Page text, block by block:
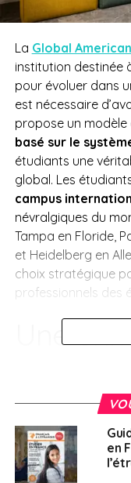
La Global
institution destinée
pour évoluer dans
est nécessaire
propose un modèle
basé sur le
étudiants une
global. Les
campus
névralgiques du
Tampa en Floride,
et Heidelberg en
choix stratégique
professionnels des
Une
dans la
réussite
en